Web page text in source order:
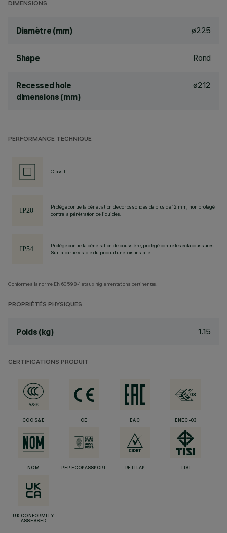
DIMENSIONS
Diamètre (mm) ø225
Shape Rond
Recessed hole
dimensions (mm)
ø212
PERFORMANCE TECHNIQUE
Class II
Protégé contre la pénétration de corps solides de plus de 12 mm, non protégé
contre la pénétration de liquides.
Protégé contre la pénétration de poussière, protégé contre les éclaboussures.
Sur la partie visible du produit une fois installé
Conforme à la norme EN60598-1 et aux réglementations pertinentes.
PROPRIÉTÉS PHYSIQUES
Poids (kg) 1.15
CERTIFICATIONS PRODUIT
CCC S&E CE EAC ENEC-03
NOM PEP ECOPASSPORT RETILAP TISI
UK CONFORMITY
ASSESSED